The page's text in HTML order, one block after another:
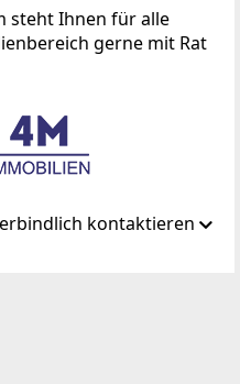
steht Ihnen für alle
gerne mit Rat
kontaktieren